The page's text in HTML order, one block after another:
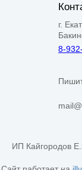
г.
8-
ИП Кайгородов